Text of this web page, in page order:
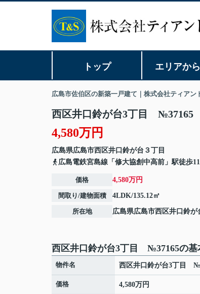
トップ エリアか
広島市佐伯区の新築一戸建て｜株式会社ティアン
西区井口鈴が台3丁目 №37165
4,580万円
広島県広島市西区井口鈴が台 ３丁目
広島電鉄宮島線「修大協創中高前」駅徒歩
価格 4,580万円
間取り/建物面積 4LDK/135.12㎡
所在地 広島県広島市西区井口鈴が
西区井口鈴が台3丁目 №37165の基
物件名 西区井口鈴が台3丁目
価格 4,580万円